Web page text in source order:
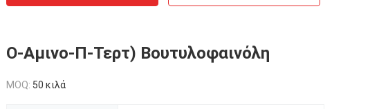
Ο-Αμινο-Π-Τερτ) Βουτυλοφαινόλη
MOQ: 50 κιλά